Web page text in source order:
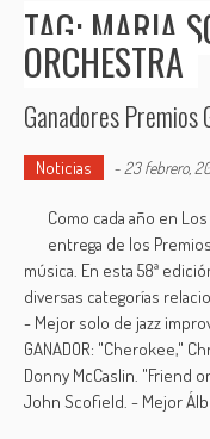
TAG: MARIA
ORCHESTRA
Ganadores
Noticias - 23 febrero,
Como cada año en
entrega de los
música. En esta 58ª
diversas categorías
- Mejor solo de jazz
GANADOR: "Cherokee,"
Donny McCaslin. "Friend
John Scofield. - Mejor